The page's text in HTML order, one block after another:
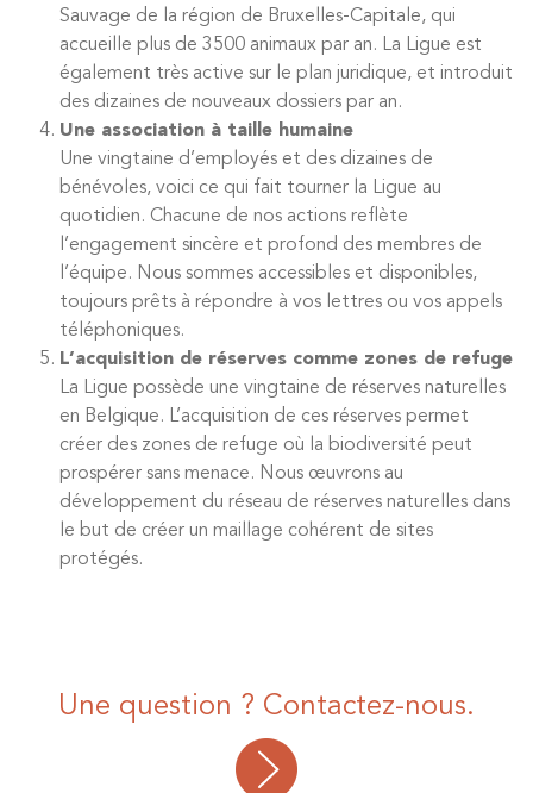
Sauvage de la région de Bruxelles-Capitale, qui
accueille plus de 3500 animaux par an. La Ligue est
également très active sur le plan juridique, et introduit
des dizaines de nouveaux dossiers par an.
Une association à taille humaine
Une vingtaine d’employés et des dizaines de
bénévoles, voici ce qui fait tourner la Ligue au
quotidien. Chacune de nos actions reflète
l’engagement sincère et profond des membres de
l’équipe. Nous sommes accessibles et disponibles,
toujours prêts à répondre à vos lettres ou vos appels
téléphoniques.
L’acquisition de réserves comme zones de refuge
La Ligue possède une vingtaine de réserves naturelles
en Belgique. L’acquisition de ces réserves permet
créer des zones de refuge où la biodiversité peut
prospérer sans menace. Nous œuvrons au
développement du réseau de réserves naturelles dans
le but de créer un maillage cohérent de sites
protégés.
Une question ? Contactez-nous.